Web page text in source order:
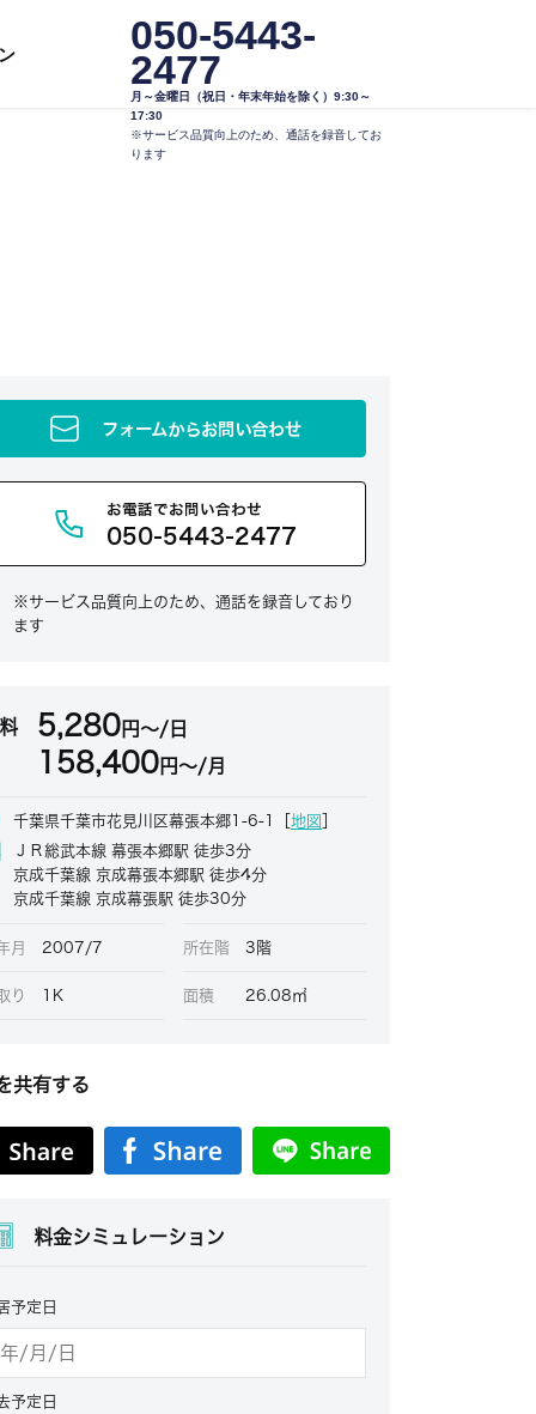
050-5443-
2477
月～金曜日（祝日・年末年始を除く）9:30～
17:30
※サービス品質向上のため、通話を録音してお
ります
フォームからお問い合わせ
お電話でお問い合わせ
050-5443-2477
※サービス品質向上のため、通話を録音しており
ます
5,280円～/日
158,400円～/月
千葉県千葉市花見川区幕張本郷1-6-1［ 地図
ＪＲ総武本線 幕張本郷駅 徒歩3分
京成千葉線 京成幕張本郷駅 徒歩4分
京成千葉線 京成幕張駅 徒歩30分
月 2007/7 所在階 3階
り 1K 面積 26.08㎡
共有する
料金シミュレーション
予定日
予定日